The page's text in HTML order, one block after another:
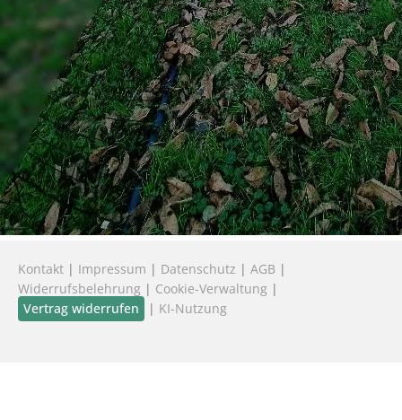
Kontakt | Impressum | Datenschutz | AGB |
Widerrufsbelehrung | Cookie-Verwaltung |
Vertrag widerrufen
| KI-Nutzung